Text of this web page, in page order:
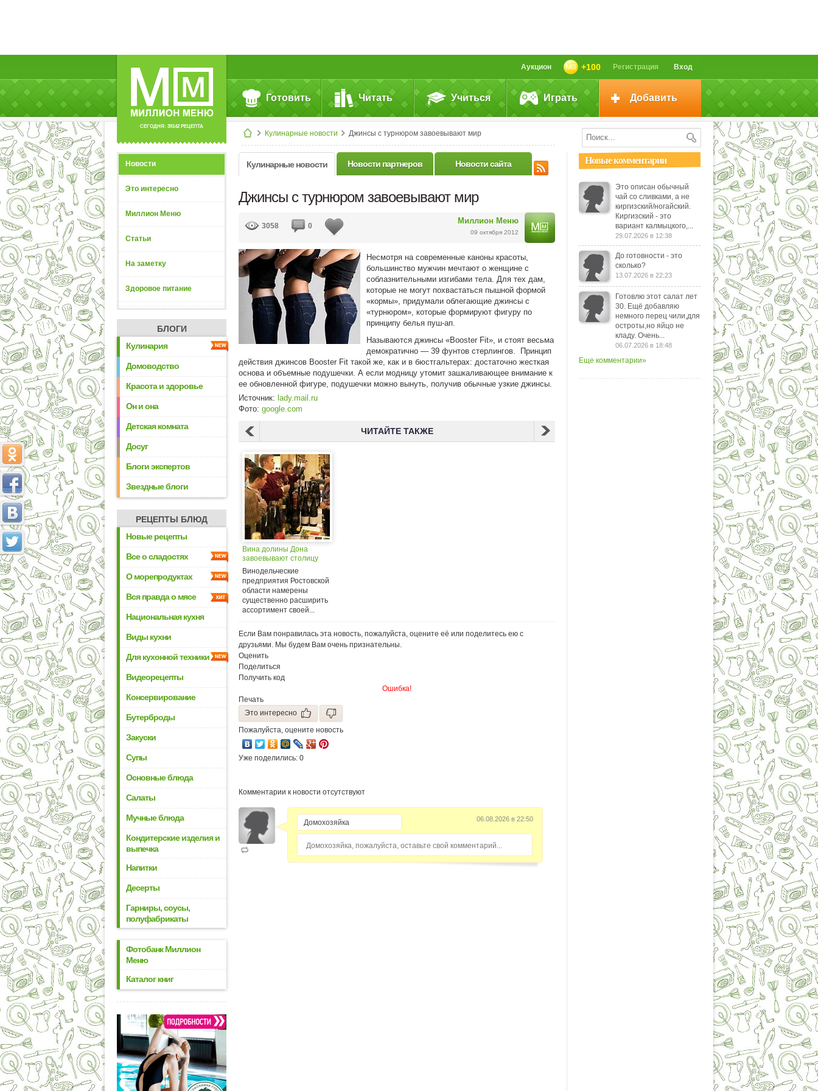
СЕГОДНЯ: 39142 РЕЦЕПТА
Вход
Регистрация
+100
Аукцион
Готовить Читать Учиться Играть Добавить
Кулинарные новости Джинсы с турнюром завоевывают мир
Новости
Это интересно
Миллион Меню
Статьи
На заметку
Здоровое питание
БЛОГИ
Кулинария
Домоводство
Красота и здоровье
Он и она
Детская комната
Досуг
Блоги экспертов
Звездные блоги
РЕЦЕПТЫ БЛЮД
Новые рецепты
Все о сладостях
О морепродуктах
Вся правда о мясе
Национальная кухня
Виды кухни
Для кухонной техники
Видеорецепты
Консервирование
Бутерброды
Закуски
Супы
Основные блюда
Салаты
Мучные блюда
Кондитерские изделия и
выпечка
Напитки
Десерты
Гарниры, соусы,
полуфабрикаты
Фотобанк Миллион
Меню
Каталог книг
Кулинарные новости Новости партнеров Новости сайта
Джинсы с турнюром завоевывают мир
Миллион Меню
09 октября 2012
3058 0
Несмотря на современные каноны красоты,
большинство мужчин мечтают о женщине с
соблазнительными изгибами тела. Для тех дам,
которые не могут похвастаться пышной формой
«кормы», придумали облегающие джинсы с
«турнюром», которые формируют фигуру по
принципу белья пуш-ап.
Называются джинсы «Booster Fit», и стоят весьма
демократично — 39 фунтов стерлингов. Принцип
действия джинсов Booster Fit такой же, как и в бюстгальтерах: достаточно жесткая
основа и объемные подушечки. А если модницу утомит зашкаливающее внимание к
ее обновленной фигуре, подушечки можно вынуть, получив обычные узкие джинсы.
Источник: lady.mail.ru
Фото: google.com
ЧИТАЙТЕ ТАКЖЕ
Вина долины Дона
завоевывают столицу
Винодельческие
предприятия Ростовской
области намерены
существенно расширить
ассортимент своей...
Если Вам понравилась эта новость, пожалуйста, оцените её или поделитесь ею с
друзьями. Мы будем Вам очень признательны.
Оценить
Поделиться
Получить код
Ошибка!
Печать
Это интересно
Пожалуйста, оцените новость
Уже поделились: 0
Комментарии к новости отсутствуют
06.08.2026 в 22:50
Домохозяйка, пожалуйста, оставьте свой комментарий...
Новые комментарии
Это описан обычный
чай со сливками, а не
киргизский/ногайский.
Киргизский - это
вариант калмыцкого,...
29.07.2026 в 12:38
До готовности - это
сколько?
13.07.2026 в 22:23
Готовлю этот салат лет
30. Ещё добавляю
немного перец чили,для
остроты,но яйцо не
кладу. Очень...
06.07.2026 в 18:48
Еще комментарии»